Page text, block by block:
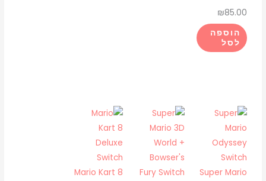
₪85.00
הוספה
לסל
Super Mario
Mario Kart 8